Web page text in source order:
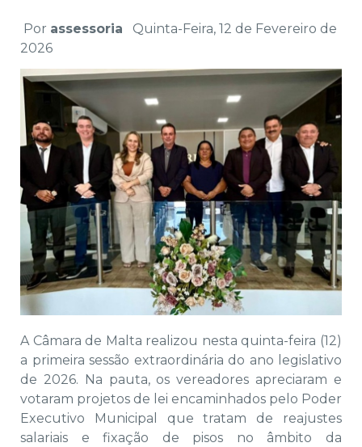
Por assessoria
Quinta-Feira, 12 de Fevereiro de
2026
A Câmara de Malta realizou nesta quinta-feira (12)
a primeira sessão extraordinária do ano legislativo
de 2026. Na pauta, os vereadores apreciaram e
votaram projetos de lei encaminhados pelo Poder
Executivo Municipal que tratam de reajustes
salariais e fixação de pisos no âmbito da